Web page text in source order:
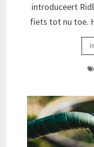
introduceert
fiets tot nu toe.